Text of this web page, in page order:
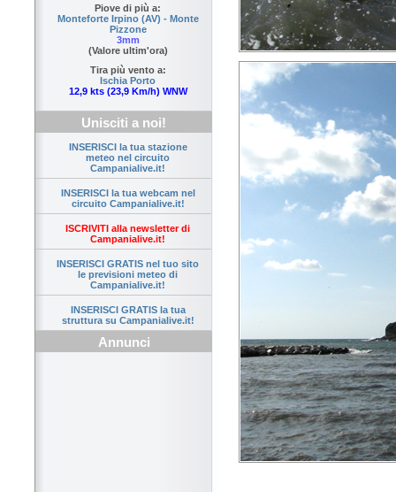
Piove di più a:
Monteforte Irpino (AV) - Monte
Pizzone
3mm
(Valore ultim'ora)
Tira più vento a:
Ischia Porto
12,9 kts (23,9 Km/h) WNW
Unisciti a noi!
INSERISCI la tua stazione
meteo nel circuito
Campanialive.it!
INSERISCI la tua webcam nel
circuito Campanialive.it!
ISCRIVITI alla newsletter di
Campanialive.it!
INSERISCI GRATIS nel tuo sito
le previsioni meteo di
Campanialive.it!
INSERISCI GRATIS la tua
struttura su Campanialive.it!
Annunci